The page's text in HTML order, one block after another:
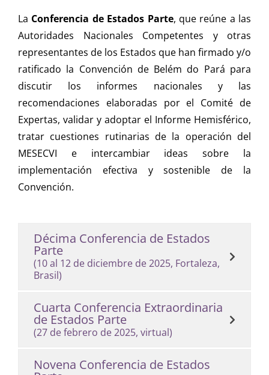
La Conferencia de Estados Parte, que reúne a las
Autoridades Nacionales Competentes y otras
representantes de los Estados que han firmado y/o
ratificado la Convención de Belém do Pará para
discutir los informes nacionales y las
recomendaciones elaboradas por el Comité de
Expertas, validar y adoptar el Informe Hemisférico,
tratar cuestiones rutinarias de la operación del
MESECVI e intercambiar ideas sobre la
implementación efectiva y sostenible de la
Convención.
Décima Conferencia de Estados
Parte
(10 al 12 de diciembre de 2025, Fortaleza,
Brasil)
Cuarta Conferencia Extraordinaria
de Estados Parte
(27 de febrero de 2025, virtual)
Novena Conferencia de Estados